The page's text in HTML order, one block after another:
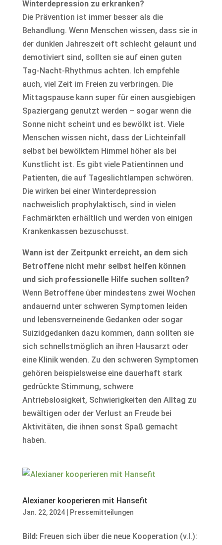
Winterdepression zu erkranken?
Die Prävention ist immer besser als die
Behandlung. Wenn Menschen wissen, dass sie in
der dunklen Jahreszeit oft schlecht gelaunt und
demotiviert sind, sollten sie auf einen guten
Tag-Nacht-Rhythmus achten. Ich empfehle
auch, viel Zeit im Freien zu verbringen. Die
Mittagspause kann super für einen ausgiebigen
Spaziergang genutzt werden – sogar wenn die
Sonne nicht scheint und es bewölkt ist. Viele
Menschen wissen nicht, dass der Lichteinfall
selbst bei bewölktem Himmel höher als bei
Kunstlicht ist. Es gibt viele Patientinnen und
Patienten, die auf Tageslichtlampen schwören.
Die wirken bei einer Winterdepression
nachweislich prophylaktisch, sind in vielen
Fachmärkten erhältlich und werden von einigen
Krankenkassen bezuschusst.
Wann ist der Zeitpunkt erreicht, an dem sich
Betroffene nicht mehr selbst helfen können
und sich professionelle Hilfe suchen sollten?
Wenn Betroffene über mindestens zwei Wochen
andauernd unter schweren Symptomen leiden
und lebensverneinende Gedanken oder sogar
Suizidgedanken dazu kommen, dann sollten sie
sich schnellstmöglich an ihren Hausarzt oder
eine Klinik wenden. Zu den schweren Symptomen
gehören beispielsweise eine dauerhaft stark
gedrückte Stimmung, schwere
Antriebslosigkeit, Schwierigkeiten den Alltag zu
bewältigen oder der Verlust an Freude bei
Aktivitäten, die ihnen sonst Spaß gemacht
haben.
Alexianer kooperieren mit Hansefit
Jan. 22, 2024| Pressemitteilungen
Bild:Freuen sich über die neue Kooperation (v.l.):